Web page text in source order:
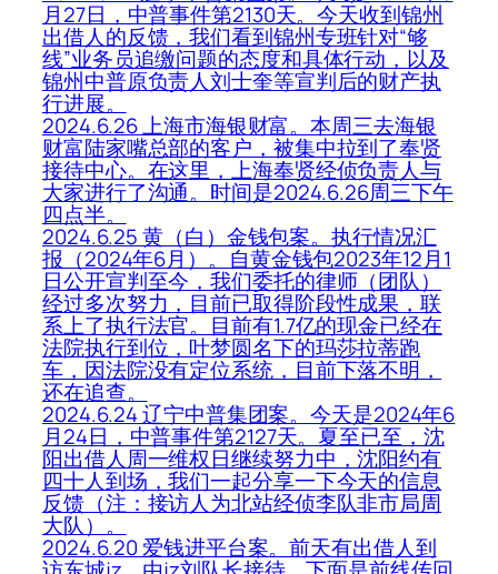
月27日，中普事件第2130天。今天收到锦州
出借人的反馈，我们看到锦州专班针对“够
线”业务员追缴问题的态度和具体行动，以及
锦州中普原负责人刘士奎等宣判后的财产执
行进展。
2024.6.26 上海市海银财富。本周三去海银
财富陆家嘴总部的客户，被集中拉到了奉贤
接待中心。在这里，上海奉贤经侦负责人与
大家进行了沟通。时间是2024.6.26周三下午
四点半。
2024.6.25 黄（白）金钱包案。执行情况汇
报（2024年6月）。自黄金钱包2023年12月1
日公开宣判至今，我们委托的律师（团队）
经过多次努力，目前已取得阶段性成果，联
系上了执行法官。目前有1.7亿的现金已经在
法院执行到位，叶梦圆名下的玛莎拉蒂跑
车，因法院没有定位系统，目前下落不明，
还在追查。
2024.6.24 辽宁中普集团案。今天是2024年6
月24日，中普事件第2127天。夏至已至，沈
阳出借人周一维权日继续努力中，沈阳约有
四十人到场，我们一起分享一下今天的信息
反馈（注：接访人为北站经侦李队非市局周
大队）。
2024.6.20 爱钱进平台案。前天有出借人到